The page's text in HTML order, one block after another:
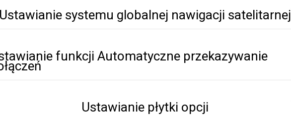
systemu globalnej nawigacji satelitarnej
funkcji Automatyczne przekazywanie
Ustawianie płytki opcji